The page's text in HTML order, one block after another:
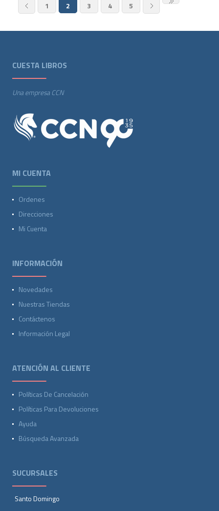
1 2 3 4 5
CUESTA LIBROS
Una empresa CCN
MI CUENTA
Ordenes
Direcciones
Mi Cuenta
INFORMACIÓN
Novedades
Nuestras Tiendas
Contáctenos
Información Legal
ATENCIÓN AL CLIENTE
Políticas De Cancelación
Políticas Para Devoluciones
Ayuda
Búsqueda Avanzada
SUCURSALES
Santo Domingo